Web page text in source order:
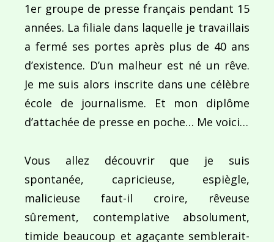
Navigation
l’article
Iron Scultp
1er groupe de presse français pendant 15
années. La filiale dans laquelle je travaillais
a fermé ses portes après plus de 40 ans
d’existence. D’un malheur est né un rêve.
Je me suis alors inscrite dans une célèbre
école de journalisme. Et mon diplôme
d’attachée de presse en poche… Me voici…
Vous allez découvrir que je suis
spontanée, capricieuse, espiègle,
malicieuse faut-il croire, rêveuse
sûrement, contemplative absolument,
timide beaucoup et agaçante semblerait-